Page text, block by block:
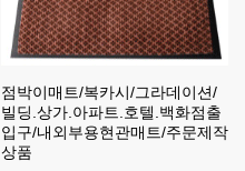
점박이매트/복카시/그라데이션/
빌딩.상가.아파트.호텔.백화점출
입구/내외부용현관매트/주문제작
상품